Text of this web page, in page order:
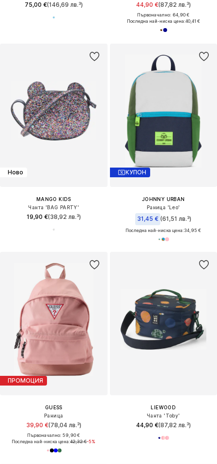
75,00 €(146,69 лв.³) 44,90 €(87,82 лв.³)
Първоначално: 64,90 €
Последна най-ниска цена:40,41 €
Ново
MANGO KIDS
Чанта 'BAG PARTY'
19,90 €(38,92 лв.³)
КУПОН
JOHNNY URBAN
Раница 'Leo'
31,45 € (61,51 лв.³)
Последна най-ниска цена:34,95 €
ПРОМОЦИЯ
GUESS
Раница
39,90 €(78,04 лв.³)
Първоначално: 59,90 €
Последна най-ниска цена:42,32 €-5%
LIEWOOD
Чанта 'Toby'
44,90 €(87,82 лв.³)